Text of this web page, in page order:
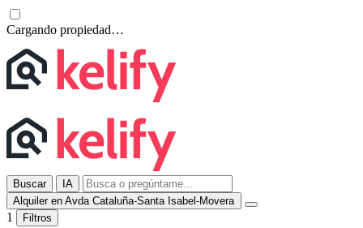
Cargando propiedad…
Buscar
IA
Alquiler en Avda Cataluña-Santa Isabel-Movera
1 Filtros